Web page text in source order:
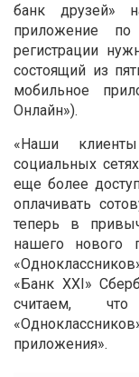
банк друзей»
приложение
регистрации
состоящий из
мобильное
Онлайн»).
«Наши
социальных
еще более
оплачивать
теперь в
нашего нового
«Банк XXI»
считаем, что
приложения».